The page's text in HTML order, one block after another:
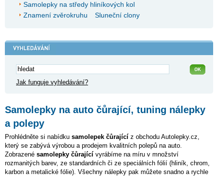
Samolepky na středy hliníkových kol
Znamení zvěrokruhu
Sluneční clony
Jak funguje vyhledávání?
Samolepky na auto čůrající, tuning nálepky
a polepy
Prohlédněte si nabídku samolepek čůrající z obchodu Autolepky.cz,
který se zabývá výrobou a prodejem kvalitních polepů na auto.
Zobrazené samolepky čůrající vyrábíme na míru v množství
rozmanitých barev, ze standardních či ze speciálních fólií (hliník, chrom,
karbon a metalické fólie). Všechny nálepky pak můžete snadno a rychle